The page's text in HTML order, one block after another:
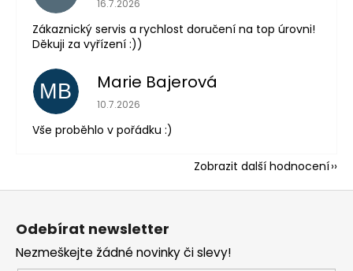
16.7.2026
Zákaznický servis a rychlost doručení na top úrovni!
Děkuji za vyřízení :))
MB Marie Bajerová
Hodnocení obchodu je 5 z 5 hvězdiček.
10.7.2026
Vše proběhlo v pořádku :)
Zobrazit další hodnocení
Z
Odebírat newsletter
Nezmeškejte žádné novinky či slevy!